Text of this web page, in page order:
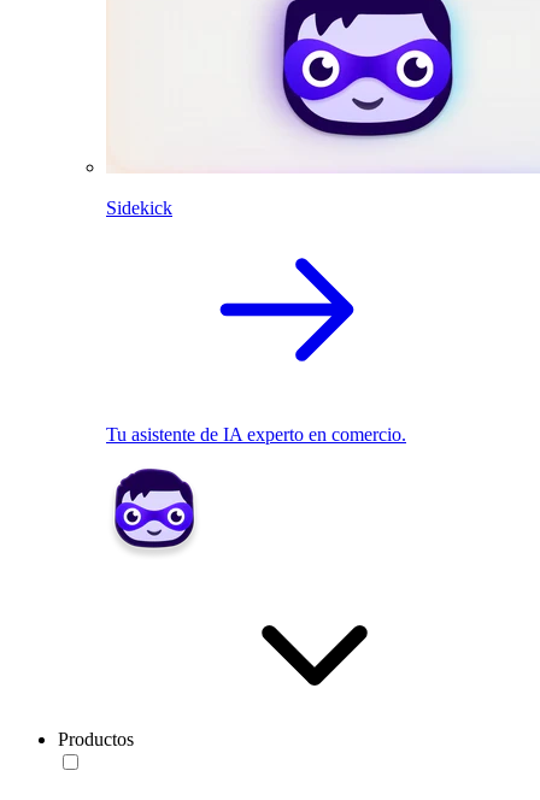
Sidekick
Tu asistente de IA experto en comercio.
Productos